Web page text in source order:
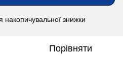
накопичувальної знижки
Порівняти